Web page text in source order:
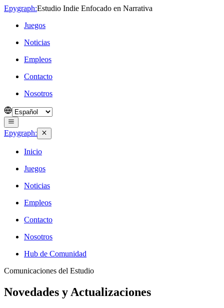
Epygraph:Estudio Indie Enfocado en Narrativa
Juegos
Noticias
Empleos
Contacto
Nosotros
Epygraph:
Inicio
Juegos
Noticias
Empleos
Contacto
Nosotros
Hub de Comunidad
Comunicaciones del Estudio
Novedades y Actualizaciones